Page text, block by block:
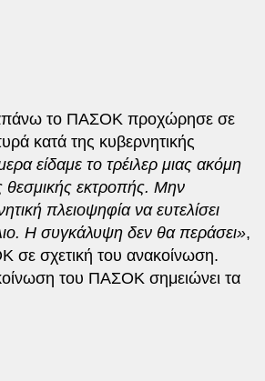
το ΠΑΣΟΚ προχώρησε σε
κατά της κυβερνητικής
είδαμε το τρέιλερ μιας ακόμη
θεσμικής εκτροπής. Μην
πλειοψηφία να ευτελίσει
Η συγκάλυψη δεν θα περάσει»,
σε σχετική του ανακοίνωση.
του ΠΑΣΟΚ σημειώνει τα